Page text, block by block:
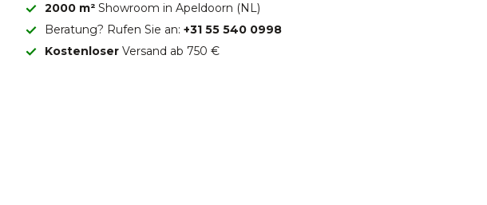
2000 m² Showroom in Apeldoorn (NL)
Beratung? Rufen Sie an:+31 55 540 0998
KostenloserVersand ab 750 €